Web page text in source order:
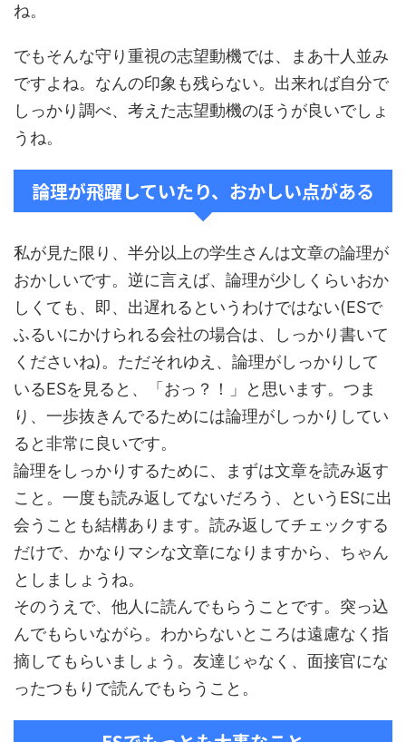
ね。
でもそんな守り重視の志望動機では、まあ十人並み
ですよね。なんの印象も残らない。出来れば自分で
しっかり調べ、考えた志望動機のほうが良いでしょ
うね。
論理が飛躍していたり、おかしい点がある
私が見た限り、半分以上の学生さんは文章の論理が
おかしいです。逆に言えば、論理が少しくらいおか
しくても、即、出遅れるというわけではない(ESで
ふるいにかけられる会社の場合は、しっかり書いて
くださいね)。ただそれゆえ、論理がしっかりして
いるESを見ると、「おっ？！」と思います。つま
り、一歩抜きんでるためには論理がしっかりしてい
ると非常に良いです。
論理をしっかりするために、まずは文章を読み返す
こと。一度も読み返してないだろう、というESに出
会うことも結構あります。読み返してチェックする
だけで、かなりマシな文章になりますから、ちゃん
としましょうね。
そのうえで、他人に読んでもらうことです。突っ込
んでもらいながら。わからないところは遠慮なく指
摘してもらいましょう。友達じゃなく、面接官にな
ったつもりで読んでもらうこと。